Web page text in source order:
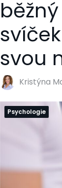
svou
Kristýna
Psychologie